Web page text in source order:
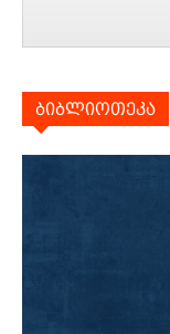
ბიბლიოთეკა